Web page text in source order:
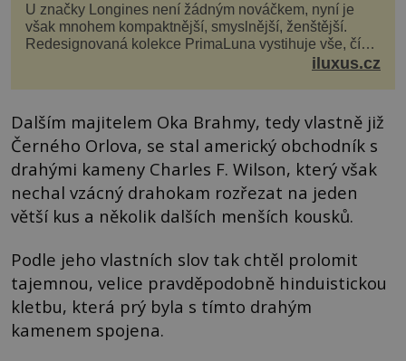
U značky Longines není žádným nováčkem, nyní je
však mnohem kompaktnější, smyslnější, ženštější.
Redesignovaná kolekce PrimaLuna vystihuje vše, čím
je značka Longines dnes a čím byla i před sto dvacet...
iluxus.cz
Dalším majitelem Oka Brahmy, tedy vlastně již
Černého Orlova, se stal americký obchodník s
drahými kameny Charles F. Wilson, který však
nechal vzácný drahokam rozřezat na jeden
větší kus a několik dalších menších kousků.
Podle jeho vlastních slov tak chtěl prolomit
tajemnou, velice pravděpodobně hinduistickou
kletbu, která prý byla s tímto drahým
kamenem spojena.